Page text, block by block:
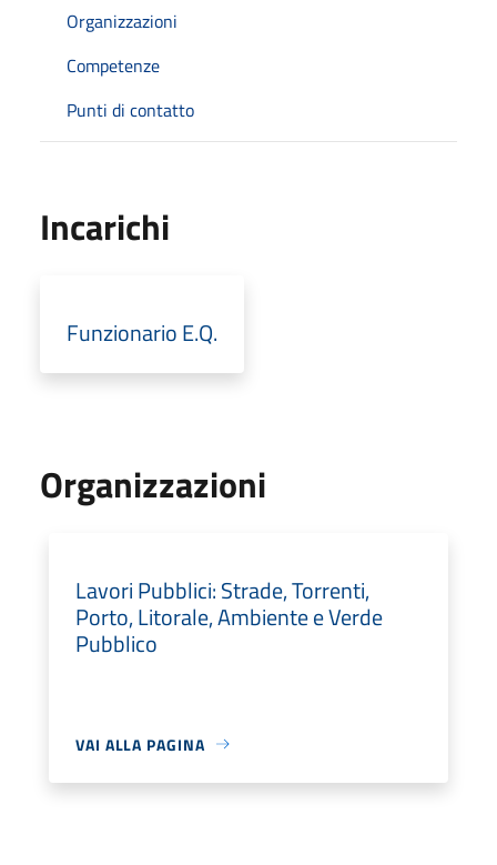
Organizzazioni
Competenze
Punti di contatto
Incarichi
Funzionario E.Q.
Organizzazioni
Lavori Pubblici: Strade, Torrenti,
Porto, Litorale, Ambiente e Verde
Pubblico
VAI ALLA PAGINA